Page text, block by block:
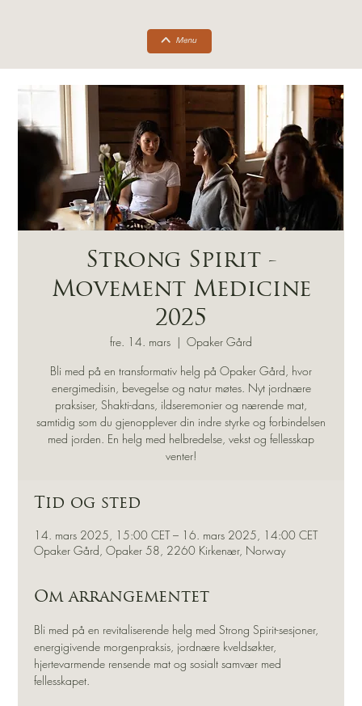
Strong Spirit -
Movement Medicine
2025
fre. 14. mars
  |
Opaker Gård
Bli med på en transformativ helg på Opaker Gård, hvor
energimedisin, bevegelse og natur møtes. Nyt jordnære
praksiser, Shakti-dans, ildseremonier og nærende mat,
samtidig som du gjenopplever din indre styrke og forbindelsen
med jorden. En helg med helbredelse, vekst og fellesskap
venter!
Tid og sted
14. mars 2025, 15:00 CET – 16. mars 2025, 14:00 CET
Opaker Gård, Opaker 58, 2260 Kirkenær, Norway
Om arrangementet
Bli med på en revitaliserende helg med Strong Spirit-sesjoner,
energigivende morgenpraksis, jordnære kveldsøkter,
hjertevarmende rensende mat og sosialt samvær med
fellesskapet.